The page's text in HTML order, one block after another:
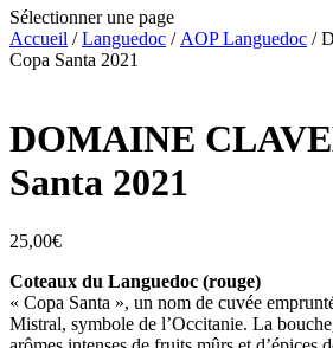
Sélectionner une page
Accueil /Languedoc / AOP Languedoc /
Copa Santa 2021
DOMAINE
Santa 2021
25,00€
Coteaux du Languedoc (rouge)
« Copa Santa », un nom de cuvée
Mistral, symbole de l’Occitanie. La